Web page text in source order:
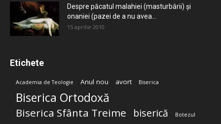
Despre păcatul malahiei (masturbării) şi
onaniei (pazei de a nu avea...
15 aprilie 2010
Etichete
Academia de Teologie Anul nou avort Biserica
Biserica Ortodoxă
Biserica Sfânta Treime biserică Botezul